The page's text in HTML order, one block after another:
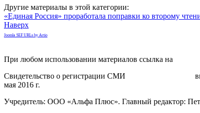
Другие материалы в этой категории:
«Единая Россия» проработала поправки ко второму
Наверх
Joomla SEF URLs by Artio
При любом использовании материалов ссылка на
Свидетельство о регистрации СМИ
мая 2016 г.
Учредитель: ООО «Альфа Плюс». Главный редактор: